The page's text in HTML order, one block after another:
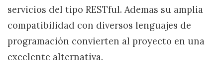
servicios del tipo RESTful. Ademas su amplia
compatibilidad con diversos lenguajes de
programación convierten al proyecto en una
excelente alternativa.